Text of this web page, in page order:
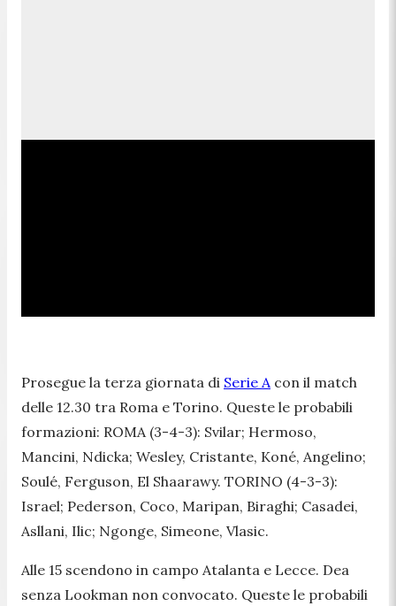
Prosegue la terza giornata di Serie A con il match
delle 12.30 tra Roma e Torino. Queste le probabili
formazioni: ROMA (3-4-3): Svilar; Hermoso,
Mancini, Ndicka; Wesley, Cristante, Koné, Angelino;
Soulé, Ferguson, El Shaarawy. TORINO (4-3-3):
Israel; Pederson, Coco, Maripan, Biraghi; Casadei,
Asllani, Ilic; Ngonge, Simeone, Vlasic.
Alle 15 scendono in campo Atalanta e Lecce. Dea
senza Lookman non convocato. Queste le probabili